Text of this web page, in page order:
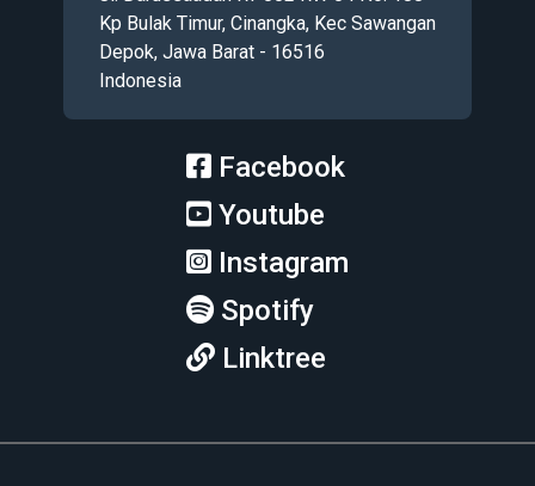
Kp Bulak Timur, Cinangka, Kec Sawangan
Depok, Jawa Barat - 16516
Indonesia
Facebook
Youtube
Instagram
Spotify
Linktree